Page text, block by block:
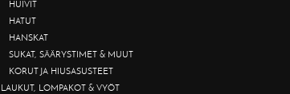
HUIVIT
HATUT
HANSKAT
SUKAT, SÄÄRYSTIMET & MUUT
KORUT JA HIUSASUSTEET
LAUKUT, LOMPAKOT & VYÖT